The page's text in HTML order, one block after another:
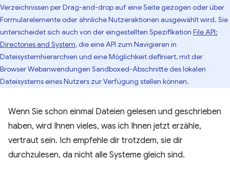
Verzeichnissen per Drag-and-drop auf eine Seite gezogen oder über
Formularelemente oder ähnliche Nutzeraktionen ausgewählt wird. Sie
unterscheidet sich auch von der eingestellten Spezifikation File API:
Directories and System, die eine API zum Navigieren in
Dateisystemhierarchien und eine Möglichkeit definiert, mit der
Browser Webanwendungen Sandboxed-Abschnitte des lokalen
Dateisystems eines Nutzers zur Verfügung stellen können.
Wenn Sie schon einmal Dateien gelesen und geschrieben
haben, wird Ihnen vieles, was ich Ihnen jetzt erzähle,
vertraut sein. Ich empfehle dir trotzdem, sie dir
durchzulesen, da nicht alle Systeme gleich sind.